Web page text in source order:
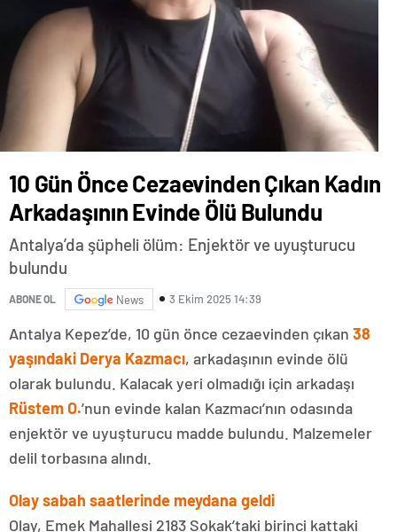
10 Gün Önce Cezaevinden Çıkan Kadın
Arkadaşının Evinde Ölü Bulundu
Antalya’da şüpheli ölüm: Enjektör ve uyuşturucu
bulundu
ABONE OL News 3 Ekim 2025 14:39
Antalya Kepez’de, 10 gün önce cezaevinden çıkan 38
yaşındaki Derya Kazmacı, arkadaşının evinde ölü
olarak bulundu. Kalacak yeri olmadığı için arkadaşı
Rüstem O.’nun evinde kalan Kazmacı’nın odasında
enjektör ve uyuşturucu madde bulundu. Malzemeler
delil torbasına alındı.
Olay sabah saatlerinde meydana geldi
Olay, Emek Mahallesi 2183 Sokak’taki birinci kattaki